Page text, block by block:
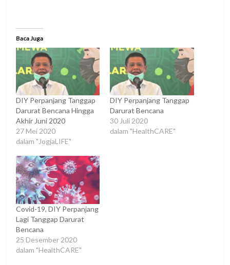
Baca Juga
DIY Perpanjang Tanggap
Darurat Bencana Hingga
Akhir Juni 2020
27 Mei 2020
dalam "JogjaLIFE"
DIY Perpanjang Tanggap
Darurat Bencana
30 Juli 2020
dalam "HealthCARE"
Covid-19, DIY Perpanjang
Lagi Tanggap Darurat
Bencana
25 Desember 2020
dalam "HealthCARE"